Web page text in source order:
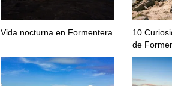
Vida nocturna en Formentera
10
de